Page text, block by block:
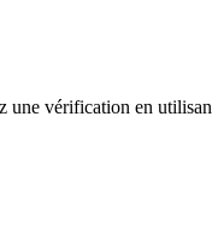
vérification en